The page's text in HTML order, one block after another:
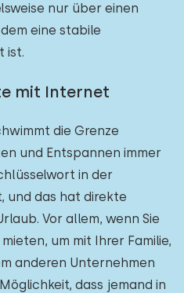
nur über einen
eine stabile
ist.
mit Internet
die Grenze
und Entspannen immer
in der
und das hat direkte
Vor allem, wenn Sie
um mit Ihrer Familie,
anderen Unternehmen
dass jemand in